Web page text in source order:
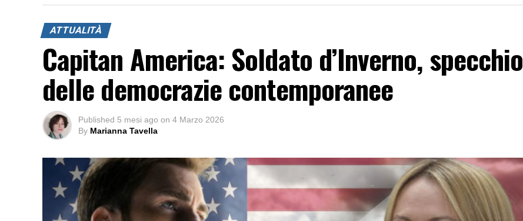
ATTUALITÀ
Capitan America: Soldato d’Inverno, specchio
delle democrazie contemporanee
Published 5 mesi ago on 4 Marzo 2026
By Marianna Tavella